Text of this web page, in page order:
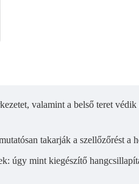
valamint a belső teret védik
takarják a szellőzőrést a
úgy mint kiegészítő